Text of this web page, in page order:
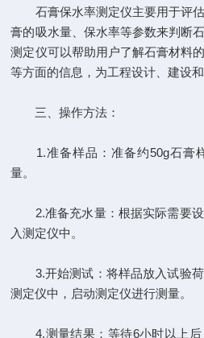
石膏保水率测定仪主要用于评估
膏的吸水量、保水率等参数来判断
测定仪可以帮助用户了解石膏材料
等方面的信息，为工程设计、建设
三、操作方法：
1.准备样品：准备约50g石膏
量。
2.准备充水量：根据实际需要设
入测定仪中。
3.开始测试：将样品放入试验荷
测定仪中，启动测定仪进行测量。
4.测量结果：等待6小时以上后